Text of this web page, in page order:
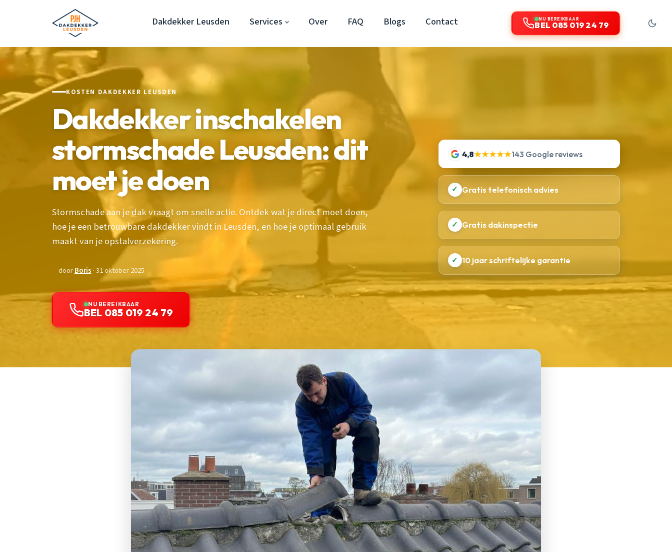
Dakdekker Leusden Services Over FAQ Blogs Contact NU BEREIKBAAR
BEL 085 019 24 79
KOSTEN DAKDEKKER LEUSDEN
Dakdekker inschakelen
stormschade Leusden: dit
moet je doen
Stormschade aan je dak vraagt om snelle actie. Ontdek wat je direct moet doen,
hoe je een betrouwbare dakdekker vindt in Leusden, en hoe je optimaal gebruik
maakt van je opstalverzekering.
doorBoris · 31 oktober 2025
NU BEREIKBAAR
BEL 085 019 24 79
4,8★★★★★143 Google reviews
✓ Gratis telefonisch advies
✓ Gratis dakinspectie
✓ 10 jaar schriftelijke garantie